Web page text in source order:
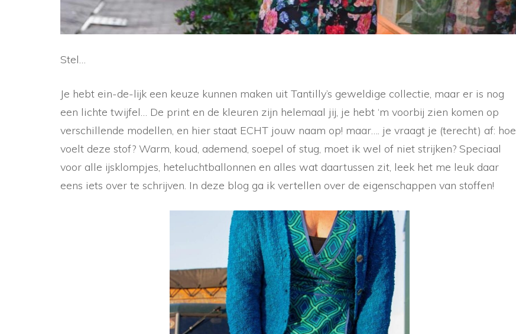
Stel…
Je hebt ein-de-lijk een keuze kunnen maken uit Tantilly’s geweldige collectie, maar er is nog
een lichte twijfel… De print en de kleuren zijn helemaal jij, je hebt ‘m voorbij zien komen op
verschillende modellen, en hier staat ECHT jouw naam op! maar…. je vraagt je (terecht) af: hoe
voelt deze stof? Warm, koud, ademend, soepel of stug, moet ik wel of niet strijken? Speciaal
voor alle ijsklompjes, heteluchtballonnen en alles wat daartussen zit, leek het me leuk daar
eens iets over te schrijven. In deze blog ga ik vertellen over de eigenschappen van stoffen!